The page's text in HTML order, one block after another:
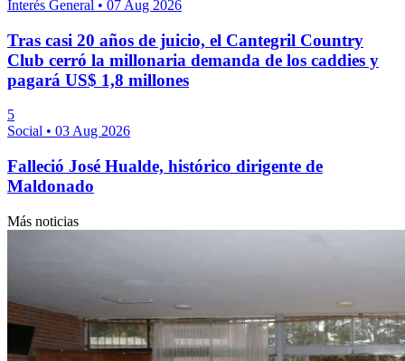
Interés General • 07 Aug 2026
Tras casi 20 años de juicio, el Cantegril Country
Club cerró la millonaria demanda de los caddies y
pagará US$ 1,8 millones
5
Social • 03 Aug 2026
Falleció José Hualde, histórico dirigente de
Maldonado
Más noticias